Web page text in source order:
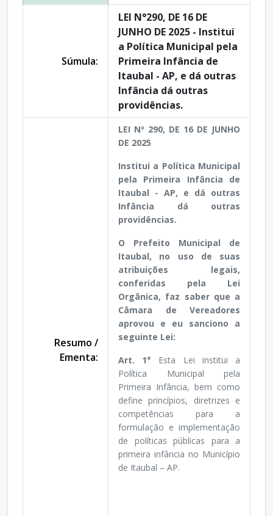
Súmula:
LEI N°290, DE 16 DE
JUNHO DE 2025 - Institui
a Política Municipal pela
Primeira Infância de
Itaubal - AP, e dá outras
Infância dá outras
providências.
Resumo /
Ementa:
LEI Nº 290, DE 16 DE JUNHO
DE 2025
Institui a Política Municipal
pela Primeira Infância de
Itaubal - AP, e dá outras
Infância dá outras
providências.
O Prefeito Municipal de
Itaubal, no uso de suas
atribuições legais,
conferidas pela Lei
Orgânica, faz saber que a
Câmara de Vereadores
aprovou e eu sanciono a
seguinte Lei:
Art. 1° Esta Lei institui a
Política Municipal pela
Primeira Infância, bem como
define princípios, diretrizes e
competências para a
formulação e implementação
de políticas públicas para a
primeira infância no Município
de Itaubal – AP.